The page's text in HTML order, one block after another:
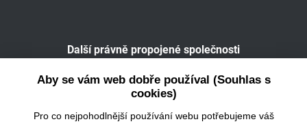
Další právně propojené společnosti
Wiener Börse
Aby se vám web dobře používal (Souhlas s
cookies)
Pro co nejpohodlnější používání webu potřebujeme váš